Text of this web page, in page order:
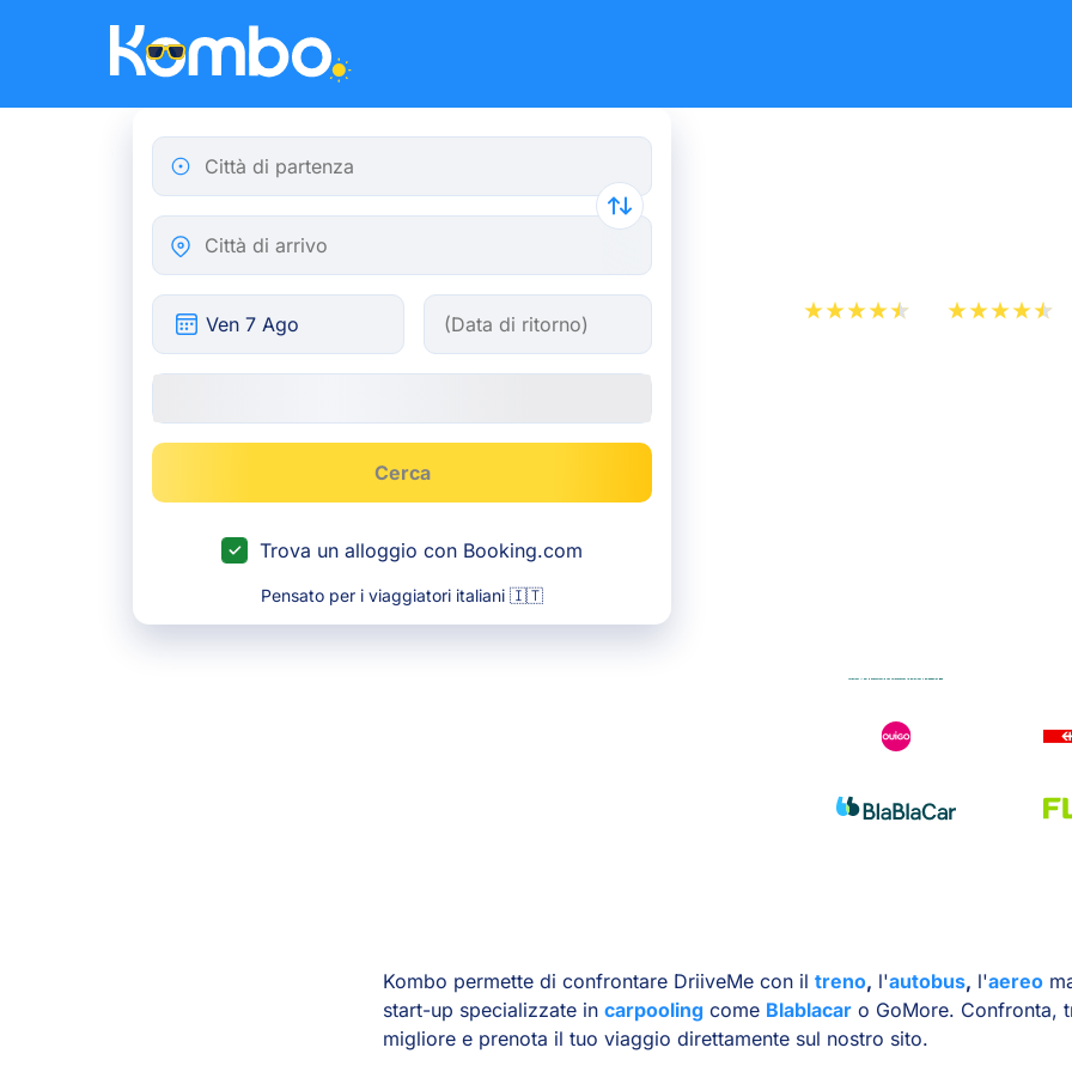
Città di partenza
Città di arrivo
Cerca
Trova un alloggio con Booking.com
Pensato per i viaggiatori italiani 🇮🇹
Kombo permette di confrontare DriiveMe con il treno, l'autobus, l'aereo
start-up specializzate in carpooling come Blablacar o GoMore. Confronta,
migliore e prenota il tuo viaggio direttamente sul nostro sito.